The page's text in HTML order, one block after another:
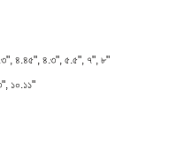
৪.৪৫", ৪.৩", ৫.৫", ৭", ৮"
১০.১১"